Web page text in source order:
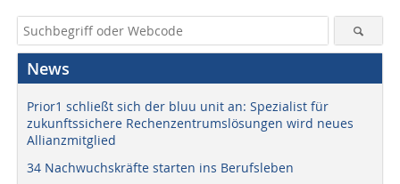
News
Prior1 schließt sich der bluu unit an: Spezialist für
zukunftssichere Rechenzentrumslösungen wird neues
Allianzmitglied
34 Nachwuchskräfte starten ins Berufsleben